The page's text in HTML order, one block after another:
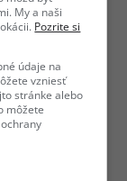
My a naši
Pozrite si
údaje na
vzniesť
stránke alebo
môžete